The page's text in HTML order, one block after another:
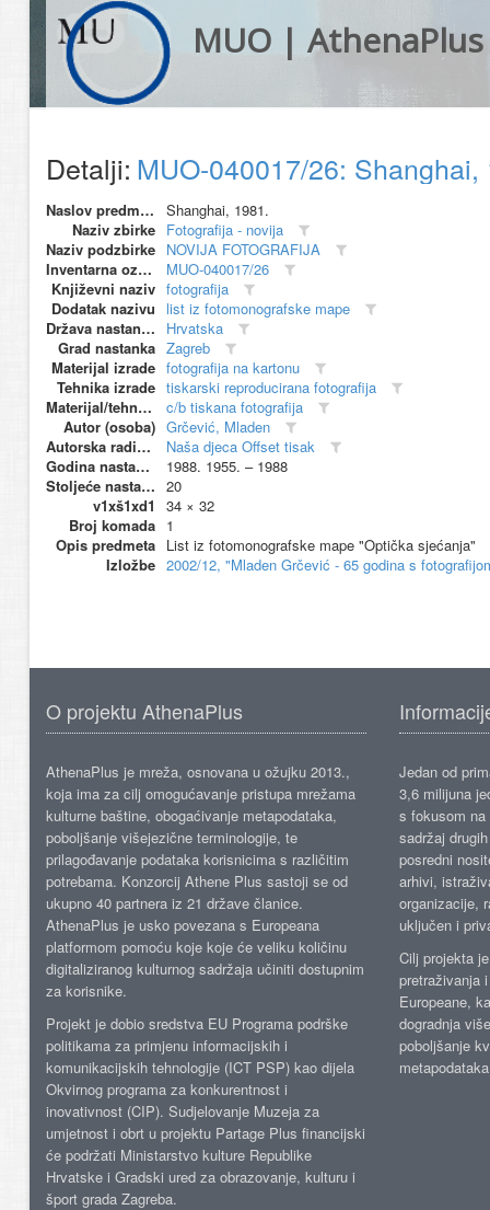
MUO | AthenaPlus
Detalji: MUO-040017/26:
Naslov predmeta
Shanghai, 1981.
Naziv zbirke Fotografija - novija
Naziv podzbirke NOVIJA FOTOGRAFIJA
Inventarna oznaka
MUO-040017/26
Književni naziv fotografija
Dodatak nazivu
list iz fotomonografske mape
Država nastanka
Hrvatska
Grad nastanka Zagreb
Materijal izrade fotografija na kartonu
Tehnika izrade tiskarski reproducirana fotografija
Materijal/tehnika
c/b tiskana fotografija
Autor (osoba) Grčević, Mladen
Autorska radionica (proizvođač)
Naša djeca Offset tisak
Godina nastanka
1988. 1955. – 1988
Stoljeće nastanka 20
v1xš1xd1
34 × 32
Broj komada 1
Opis predmeta List iz fotomonografske mape "Optička sjećanja"
Izložbe 2002/12, "Mladen Grčević - 65 godina s
O projektu AthenaPlus
AthenaPlus je mreža, osnovana u ožujku 2013.,
koja ima za cilj omogućavanje pristupa mrežama
kulturne baštine, obogaćivanje metapodataka,
poboljšanje višejezične terminologije, te
prilagođavanje podataka korisnicima s različitim
potrebama. Konzorcij Athene Plus sastoji se od
ukupno 40 partnera iz 21 države članice.
AthenaPlus je usko povezana s Europeana
platformom pomoću koje koje će veliku količinu
digitaliziranog kulturnog sadržaja učiniti dostupnim
za korisnike.
Projekt je dobio sredstva EU Programa podrške
politikama za primjenu informacijskih i
komunikacijskih tehnologije (ICT PSP) kao dijela
Okvirnog programa za konkurentnost i
inovativnost (CIP). Sudjelovanje Muzeja za
umjetnost i obrt u projektu Partage Plus financijski
će podržati Ministarstvo kulture Republike
Hrvatske i Gradski ured za obrazovanje, kulturu i
šport grada Zagreba.
Jedan od
3,6 milijuna
s fokusom
sadržaj
posredni
arhivi,
organizacije,
uključen i
Cilj projekta
pretraživanja
Europeane,
dogradnja
poboljšanje